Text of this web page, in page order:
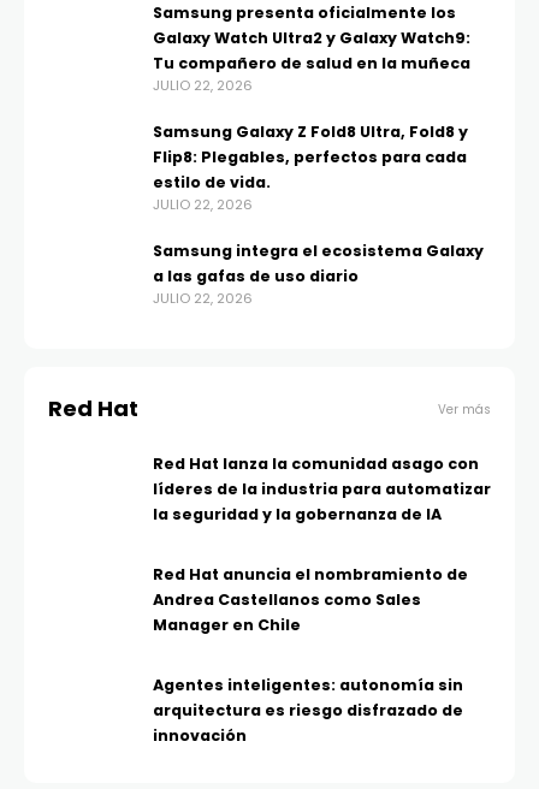
Samsung presenta oficialmente los
Galaxy Watch Ultra2 y Galaxy Watch9:
Tu compañero de salud en la muñeca
JULIO 22, 2026
Samsung Galaxy Z Fold8 Ultra, Fold8 y
Flip8: Plegables, perfectos para cada
estilo de vida.
JULIO 22, 2026
Samsung integra el ecosistema Galaxy
a las gafas de uso diario
JULIO 22, 2026
Red Hat Ver más
Red Hat lanza la comunidad asago con
líderes de la industria para automatizar
la seguridad y la gobernanza de IA
Red Hat anuncia el nombramiento de
Andrea Castellanos como Sales
Manager en Chile
Agentes inteligentes: autonomía sin
arquitectura es riesgo disfrazado de
innovación